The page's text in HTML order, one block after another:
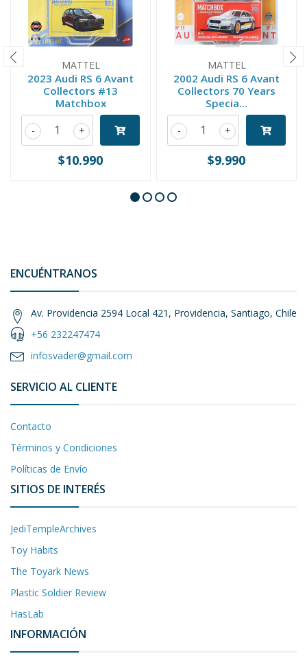
MATTEL
2023 Audi RS 6 Avant
Collectors #13
Matchbox
+
-
$10.990
MATTEL
2002 Audi RS 6 Avant
Collectors 70 Years
Specia...
+
-
$9.990
ENCUÉNTRANOS
Av. Providencia 2594 Local 421, Providencia, Santiago, Chile
+56 232247474
infosvader@gmail.com
SERVICIO AL CLIENTE
Contacto
Términos y Condiciones
Políticas de Envío
SITIOS DE INTERÉS
JediTempleArchives
Toy Habits
The Toyark News
Plastic Soldier Review
HasLab
INFORMACIÓN